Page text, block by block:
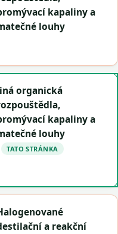
kapaliny a
louhy
organická
kapaliny a
louhy
TATO STRÁNKA
a reakční